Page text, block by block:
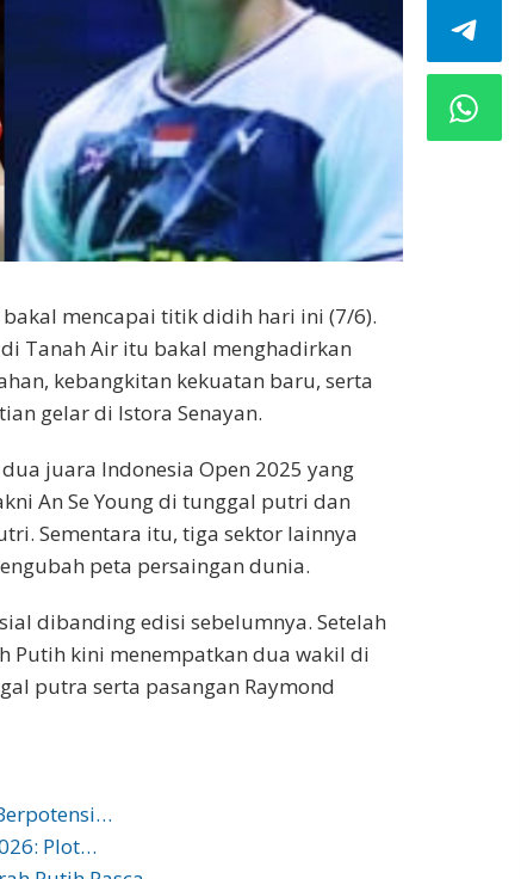
bakal mencapai titik didih hari ini (7/6).
Tanah Air itu bakal menghadirkan
kebangkitan kekuatan baru, serta
gelar di Istora Senayan.
juara Indonesia Open 2025 yang
An Se Young di tunggal putri dan
Sementara itu, tiga sektor lainnya
peta persaingan dunia.
dibanding edisi sebelumnya. Setelah
Putih kini menempatkan dua wakil di
putra serta pasangan Raymond
Plot…